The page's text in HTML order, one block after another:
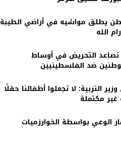
يطلق مواشيه في أراضي الطيبة
الله
تصاعد التحريض في أوساط
ضد الفلسطينيين
التربية: لا تجعلوا أطفالنا حقلًا
غير مكتملة
الوعي بواسطة الخوارزميات